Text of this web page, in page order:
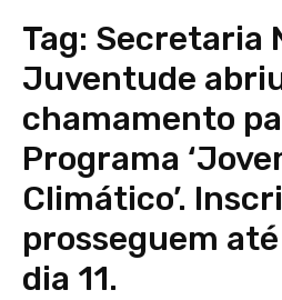
Tag: Secretaria
Juventude
chamamento
Programa
Climático’.
prosseguem
dia 11.